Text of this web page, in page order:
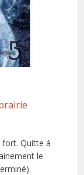
fort. Quitte à
le